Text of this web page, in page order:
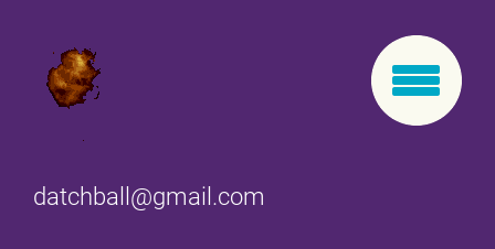
datchball@gmail.com